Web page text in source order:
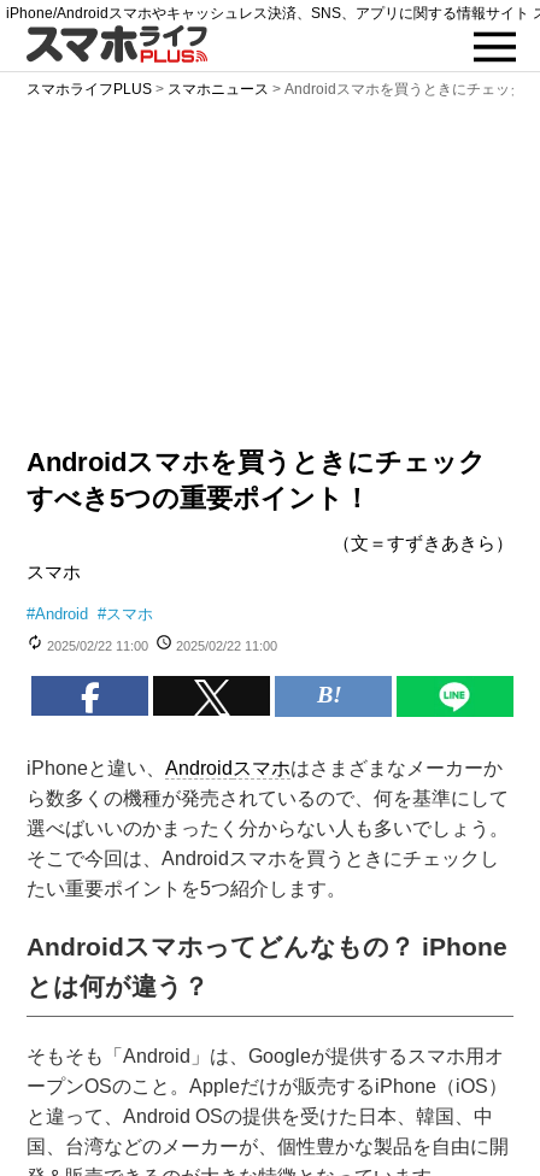
iPhone/Androidスマホやキャッシュレス決済、SNS、アプリに関する情報サイト
スマホライフPLUS > スマホニュース >Androidスマホを買うときにチェック
Androidスマホを買うときにチェック
すべき5つの重要ポイント！
（文＝すずきあきら）
スマホ
#Android #スマホ
2025/02/22 11:00 2025/02/22 11:00
iPhoneと違い、Android スマホはさまざまなメーカーか
ら数多くの機種が発売されているので、何を基準にして
選べばいいのかまったく分からない人も多いでしょう。
そこで今回は、Androidスマホを買うときにチェックし
たい重要ポイントを5つ紹介します。
Androidスマホってどんなもの？ iPhone
とは何が違う？
そもそも「Android」は、Googleが提供するスマホ用オ
ープンOSのこと。Appleだけが販売するiPhone（iOS）
と違って、Android OSの提供を受けた日本、韓国、中
国、台湾などのメーカーが、個性豊かな製品を自由に開